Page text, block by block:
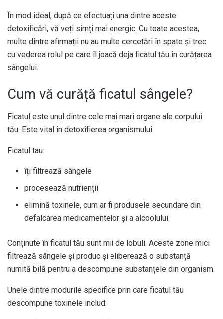
În mod ideal, după ce efectuați una dintre aceste
detoxificări, vă veți simți mai energic. Cu toate acestea,
multe dintre afirmații nu au multe cercetări în spate și trec
cu vederea rolul pe care îl joacă deja ficatul tău în curățarea
sângelui.
Cum vă curăță ficatul sângele?
Ficatul este unul dintre cele mai mari organe ale corpului
tău. Este vital în detoxifierea organismului.
Ficatul tau:
îți filtrează sângele
procesează nutrienții
elimină toxinele, cum ar fi produsele secundare din
defalcarea medicamentelor și a alcoolului
Conținute în ficatul tău sunt mii de lobuli. Aceste zone mici
filtrează sângele și produc și eliberează o substanță
numită bilă pentru a descompune substanțele din organism.
Unele dintre modurile specifice prin care ficatul tău
descompune toxinele includ: